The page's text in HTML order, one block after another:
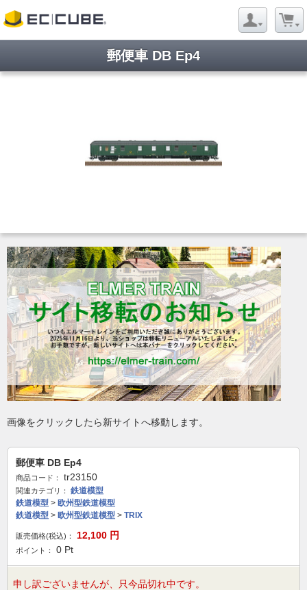
郵便車 DB Ep4
画像をクリックしたら新サイトへ移動します。
郵便車 DB Ep4
商品コード： tr23150
関連カテゴリ：
鉄道模型
鉄道模型 > 欧州型鉄道模型
鉄道模型 > 欧州型鉄道模型 > TRIX
販売価格(税込)： 12,100 円
ポイント： 0 Pt
申し訳ございませんが、只今品切れ中です。